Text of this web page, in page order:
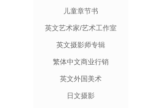
儿童章节书
英文艺术家/艺术工作室
英文摄影师专辑
繁体中文商业行销
英文外国美术
日文摄影